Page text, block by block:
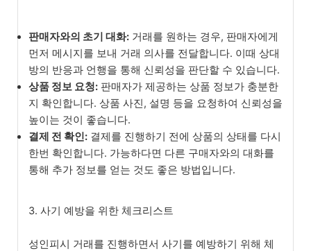
판매자와의 초기 대화: 거래를 원하는 경우, 판매자에게
먼저 메시지를 보내 거래 의사를 전달합니다. 이때 상대
방의 반응과 언행을 통해 신뢰성을 판단할 수 있습니다.
상품 정보 요청: 판매자가 제공하는 상품 정보가 충분한
지 확인합니다. 상품 사진, 설명 등을 요청하여 신뢰성을
높이는 것이 좋습니다.
결제 전 확인: 결제를 진행하기 전에 상품의 상태를 다시
한번 확인합니다. 가능하다면 다른 구매자와의 대화를
통해 추가 정보를 얻는 것도 좋은 방법입니다.
3. 사기 예방을 위한 체크리스트
성인피시 거래를 진행하면서 사기를 예방하기 위해 체